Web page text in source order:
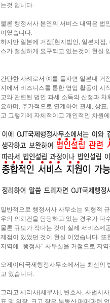
는것 입니다.
물론 행정서사 본연의 서비스 내역은 법
이였습니다.
하지만 일본에 거점[현지법인, 일본지점,
스가 절실하게 요구되고 있는것이 현실
간단한 사례로서 예를 들자면 일본내 거
지에서 비즈니스를 통한 영업 활동이 시
고와 관련된 법인 과세 소득의 산정과
요하며, 추가적으로 연계하여 관세, 상
고 그렇기에 자체적이고 개인적인 차원
일반적으로 행정서사 사무소는 외형적
우의 의뢰건을 담당하고 있는 경우가 다
물론 규모가 작다는 것이 실제 서비스제
제점이 있었던 것이 현실 이였습니다.
지역에 "행정사" 사무실을 거점으로 지
오제이티국제행정사무소에서는 최신의
고 있습니다.
그리고 세리사[세무사], 변호사, 사법서
표 및 의장, 크고 작은 부동산 매매과련